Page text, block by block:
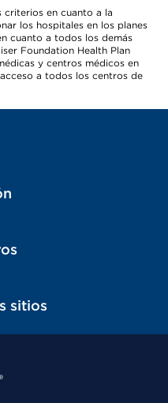
criterios en cuanto a la
los hospitales en los planes
cuanto a todos los demás
Foundation Health Plan
y centros médicos en
a todos los centros de
sitios